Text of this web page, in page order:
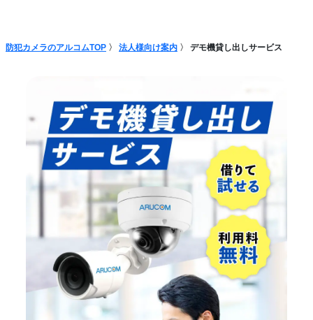
防犯カメラのアルコムTOP 法人様向け案内 デモ機貸し出しサービス